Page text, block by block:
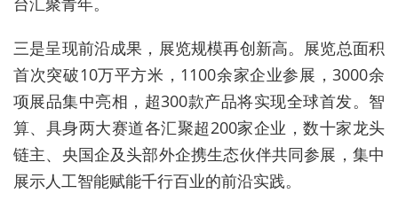
三是呈现前沿成果，展览规模再创新高。展览总面积
首次突破10万平方米，1100余家企业参展，3000余
项展品集中亮相，超300款产品将实现全球首发。智
算、具身两大赛道各汇聚超200家企业，数十家龙头
链主、央国企及头部外企携生态伙伴共同参展，集中
展示人工智能赋能千行百业的前沿实践。